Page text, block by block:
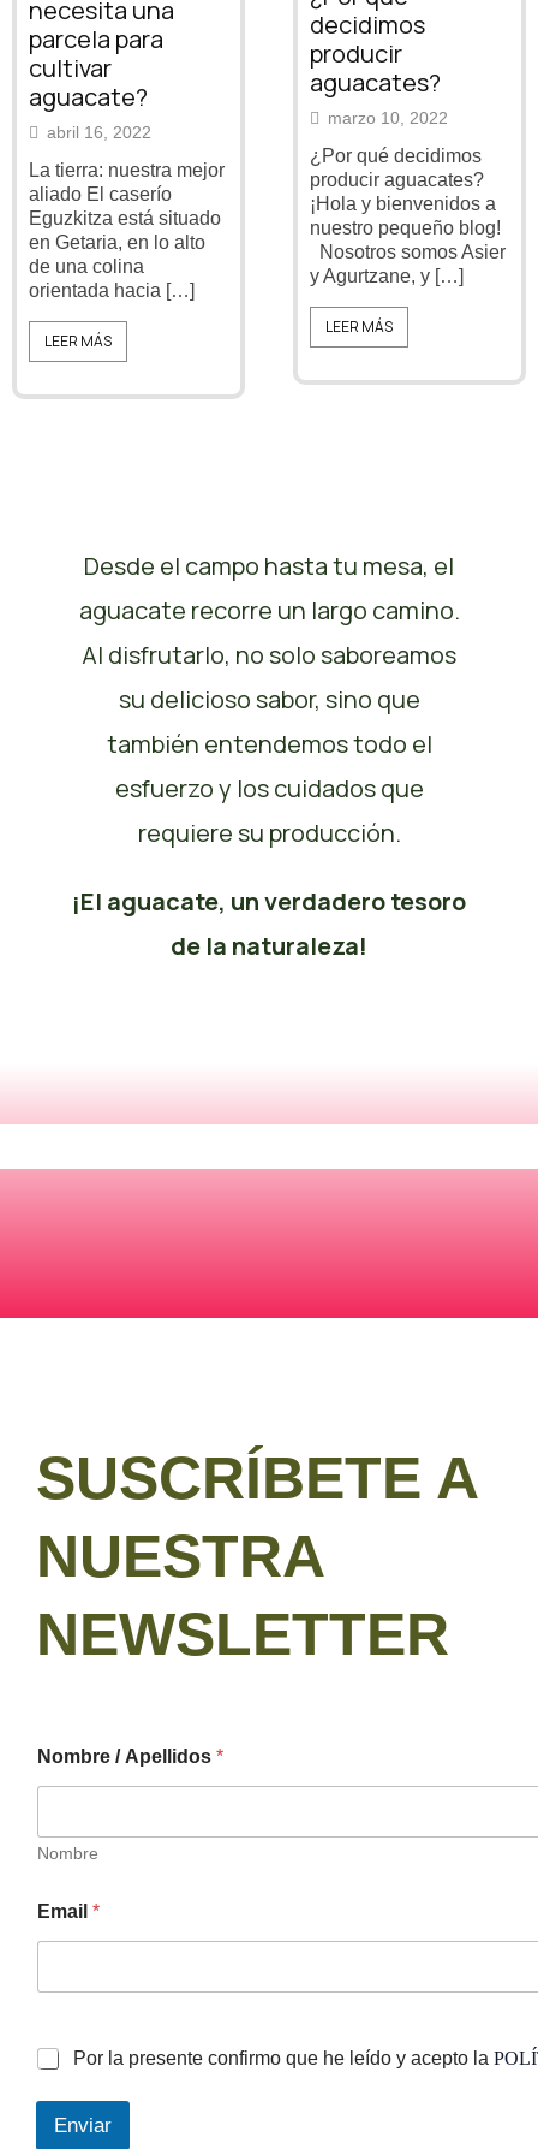
necesita una
parcela para
cultivar
aguacate?
abril 16, 2022
La tierra: nuestra mejor
aliado El caserío
Eguzkitza está situado
en Getaria, en lo alto
de una colina
orientada hacia […]
LEER MÁS
decidimos
producir
aguacates?
marzo 10, 2022
¿Por qué decidimos
producir aguacates?
¡Hola y bienvenidos a
nuestro pequeño blog!
Nosotros somos Asier
y Agurtzane, y […]
LEER MÁS
Desde el campo hasta tu mesa, el
aguacate recorre un largo camino.
Al disfrutarlo, no solo saboreamos
su delicioso sabor, sino que
también entendemos todo el
esfuerzo y los cuidados que
requiere su producción.
¡El aguacate, un verdadero tesoro
de la naturaleza!
SUSCRÍBETE A
NUESTRA
NEWSLETTER
Nombre / Apellidos *
Nombre
Email *
o
m
Por la presente confirmo que he leído y acepto la
Enviar